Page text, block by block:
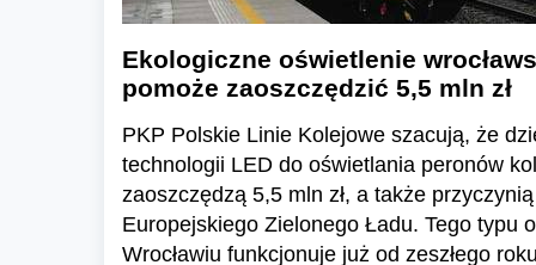
Ekologiczne oświetlenie
pomoże zaoszczędzić 5,5 mln zł
PKP Polskie Linie Kolejowe szacują, że
technologii LED do oświetlania peronów
zaoszczędzą 5,5 mln zł, a także
Europejskiego Zielonego Ładu. Tego typu
Wrocławiu funkcjonuje już od zeszłego